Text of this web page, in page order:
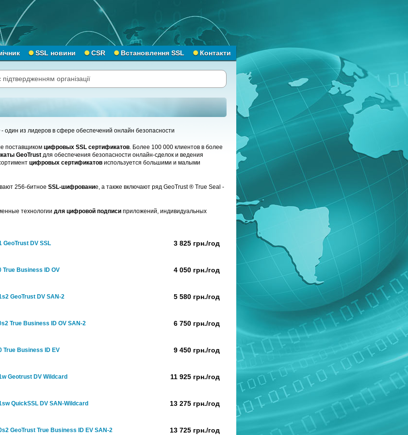
SSL новини CSR Встановлення SSL Контакти
організації
один из лидеров в сфере обеспечений онлайн безопасности
поставщиком цифровых SSL сертификатов. Более 100 000 клиентов в более
GeoTrust для обеспечения безопасности онлайн-сделок и ведения
цифровых сертификатов используется большими и малыми
256-битное SSL-шифрование, а также включают ряд GeoTrust ® True Seal -
технологии для цифровой подписи приложений, индивидуальных
GeoTrust DV SSL 3 825 грн./год
True Business ID OV 4 050 грн./год
GeoTrust DV SAN-2 5 580 грн./год
True Business ID OV SAN-2 6 750 грн./год
True Business ID EV 9 450 грн./год
Geotrust DV Wildcard 11 925 грн./год
QuickSSL DV SAN-Wildcard 13 275 грн./год
GeoTrust True Business ID EV SAN-2 13 725 грн./год